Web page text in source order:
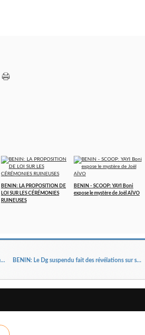
BENIN: LA PROPOSITION DE
LOI SUR LES CÉRÉMONIES
RUINEUSES
BENIN - SCOOP: YAYI Boni
expose le mystère de Joël AÏVO
BENIN - SILENCE: Sous le "changement", on détourne des milliards !!! BENIN: Le Dg suspendu fait des révélations sur son ministre